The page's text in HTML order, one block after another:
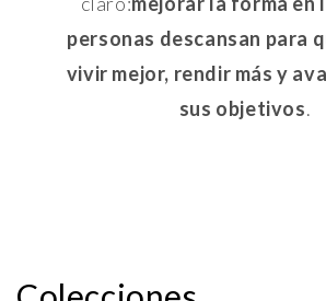
personas descansan para
vivir mejor, rendir más y
sus objetivos.